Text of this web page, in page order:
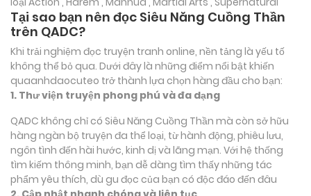
Tại sao bạn nên đọc Siêu Năng Cuồng Thần
trên QADC?
Khi trải nghiệm đọc truyện tranh online, nền tảng là yếu tố
không thể bỏ qua. Dưới đây là những điểm nổi bật khiến
quaanhdaocuteo trở thành lựa chọn hàng đầu cho bạn:
1. Thư viện truyện phong phú và đa dạng
QADC không chỉ có Siêu Năng Cuồng Thần mà còn sở hữu
hàng ngàn bộ truyện đa thể loại, từ hành động, phiêu lưu,
ngôn tình đến hài hước, kinh dị và lãng mạn. Với hệ thống
tìm kiếm thông minh, bạn dễ dàng tìm thấy những tác
phẩm yêu thích, dù gu đọc của bạn có độc đáo đến đâu